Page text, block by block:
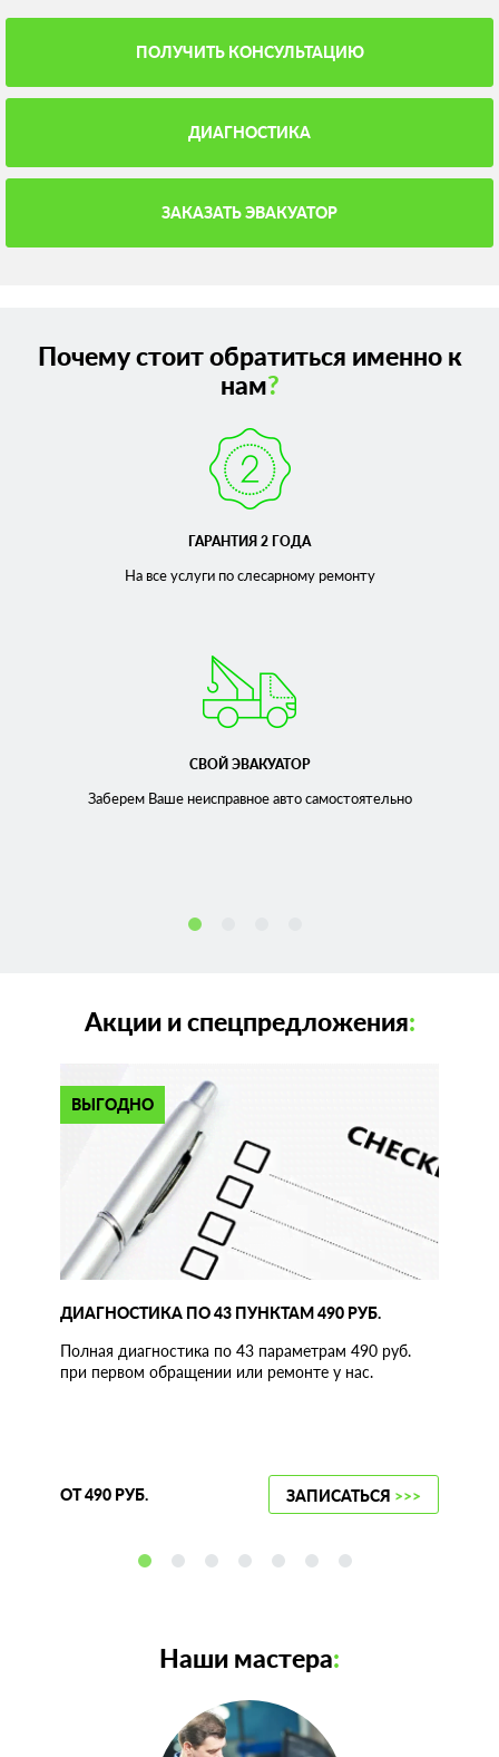
ПОЛУЧИТЬ КОНСУЛЬТАЦИЮ
ДИАГНОСТИКА
ЗАКАЗАТЬ ЭВАКУАТОР
Почему стоит обратиться именно к
нам?
ГАРАНТИЯ 2 ГОДА
На все услуги по слесарномуремонту
СВОЙ ЭВАКУАТОР
Заберем Ваше неисправноеавто самостоятельно
Акции и спецпредложения:
ВЫГОДНО
ДИАГНОСТИКА ПО 43 ПУНКТАМ 490 РУБ.
Полная диагностика по 43 параметрам 490 руб.
при первом обращении или ремонте у нас.
ОТ 490 РУБ. ЗАПИСАТЬСЯ >>>
Наши мастера: